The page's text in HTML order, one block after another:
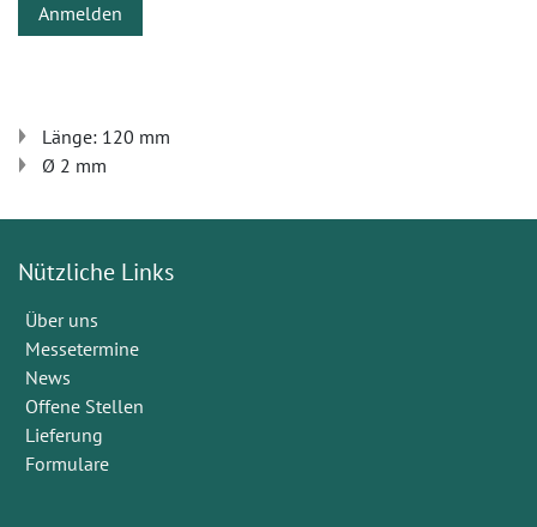
Anmelden
Länge: 120 mm
Ø 2 mm
Nützliche Links
Über uns
Messetermine
News
Offene Stellen
Lieferung
Formulare